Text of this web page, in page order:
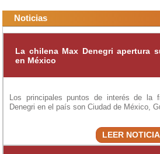
Noticias
La chilena Max Denegri apertura
en México
Los principales puntos de interés de la
Denegri en el país son Ciudad de México,
LEER NOTICIA